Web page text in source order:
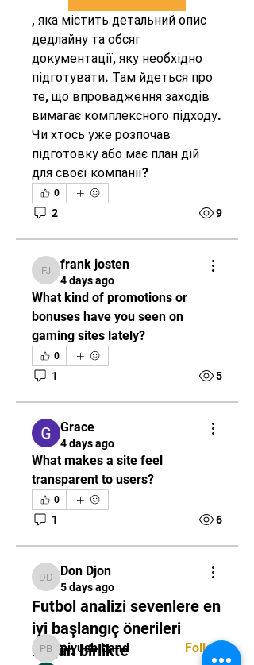
, яка містить детальний опис
дедлайну та обсяг
документації, яку необхідно
підготувати. Там йдеться про
те, що впровадження заходів
вимагає комплексного підходу.
Чи хтось уже розпочав
підготовку або має план дій
для своєї компанії?
0
2 9
frank josten
frank josten
4 days ago
What kind of promotions or
bonuses have you seen on
gaming sites lately?
0
1 5
Grace
4 days ago
What makes a site feel
transparent to users?
0
1 6
Don Djon
Don Djon
5 days ago
Futbol analizi sevenlere en
iyi başlangıç önerileri
bugün birlikte
About
Welcome to the group! You can
Read more
Members
piyush band
piyush band
Follow